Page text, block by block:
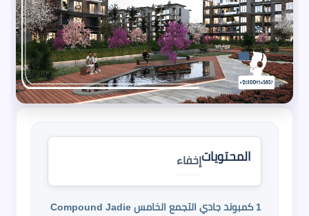
المحتوياتإخفاء
1
كمبوند جادي التجمع الخامس Compound Jadie